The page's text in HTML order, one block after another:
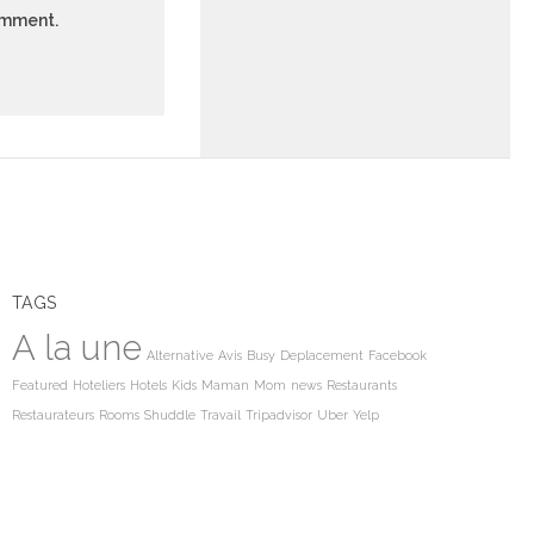
TAGS
A la une Alternative Avis Busy Deplacement Facebook
Featured Hoteliers Hotels Kids Maman Mom news Restaurants
Restaurateurs Rooms Shuddle Travail Tripadvisor Uber Yelp